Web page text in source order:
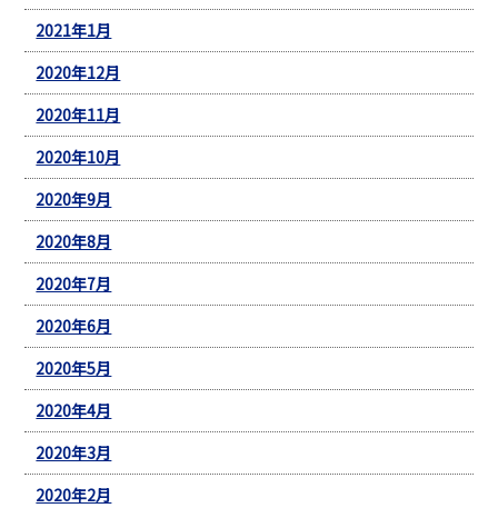
2021年1月
2020年12月
2020年11月
2020年10月
2020年9月
2020年8月
2020年7月
2020年6月
2020年5月
2020年4月
2020年3月
2020年2月